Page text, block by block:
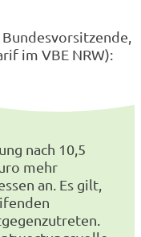
im VBE NRW):
nach 10,5
mehr
an. Es gilt,